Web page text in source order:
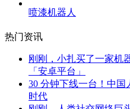
喷漆机器人
热门资讯
刚刚，小扎买了一家机
「安卓平台」
30 分钟下线一台！中
时代